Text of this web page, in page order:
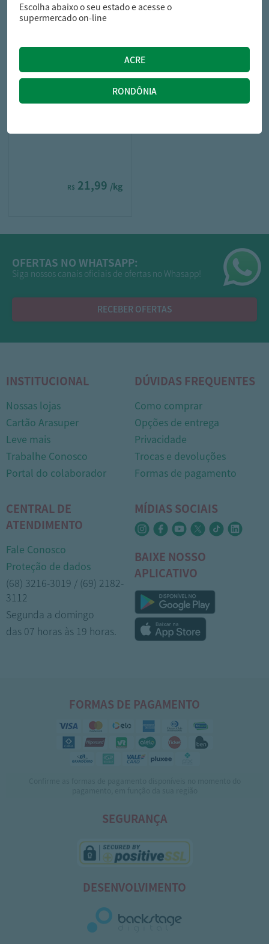
R$ 21,99 /kg
OFERTAS NO WHATSAPP:
Siga nossos canais oficiais de ofertas no Whasapp!
RECEBER OFERTAS
INSTITUCIONAL
Nossas lojas
Cartão Arasuper
Leve mais
Trabalhe Conosco
Portal do colaborador
DÚVIDAS FREQUENTES
Como comprar
Opções de entrega
Privacidade
Trocas e devoluções
Formas de pagamento
CENTRAL DE
ATENDIMENTO
Fale Conosco
Proteção de dados
(68) 3216-3019 / (69) 2182-
3112
Segunda a domingo
das 07 horas às 19 horas.
MÍDIAS SOCIAIS
BAIXE NOSSO
APLICATIVO
FORMAS DE PAGAMENTO
SEGURANÇA
DESENVOLVIMENTO
Escolha abaixo o seu estado e acesse o
supermercado on-line